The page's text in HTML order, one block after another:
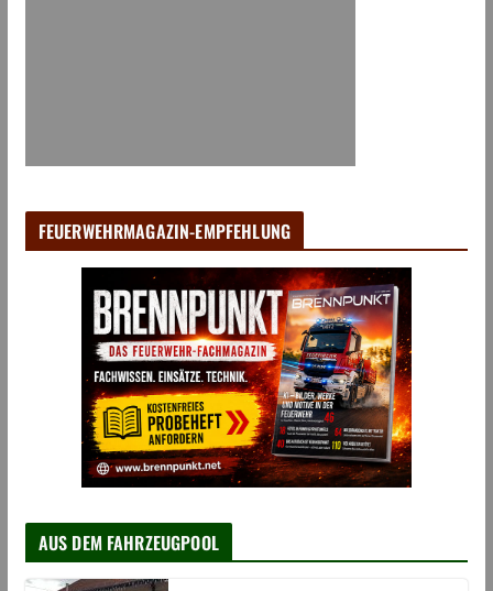
FEUERWEHRMAGAZIN-EMPFEHLUNG
AUS DEM FAHRZEUGPOOL